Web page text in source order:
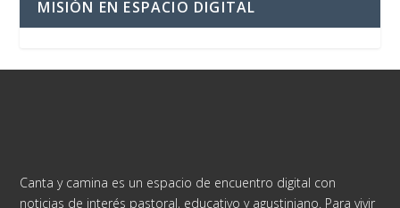
MISIÓN EN ESPACIO DIGITAL
Canta y camina es un espacio de encuentro digital con
noticias de interés pastoral, educativo y agustiniano. Para vivir